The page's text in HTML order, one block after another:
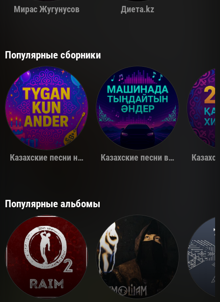
Мирас Жугунусов Диета.kz
Популярные сборники
Казахские песни на день рождения Казахские песни в машину
Популярные альбомы